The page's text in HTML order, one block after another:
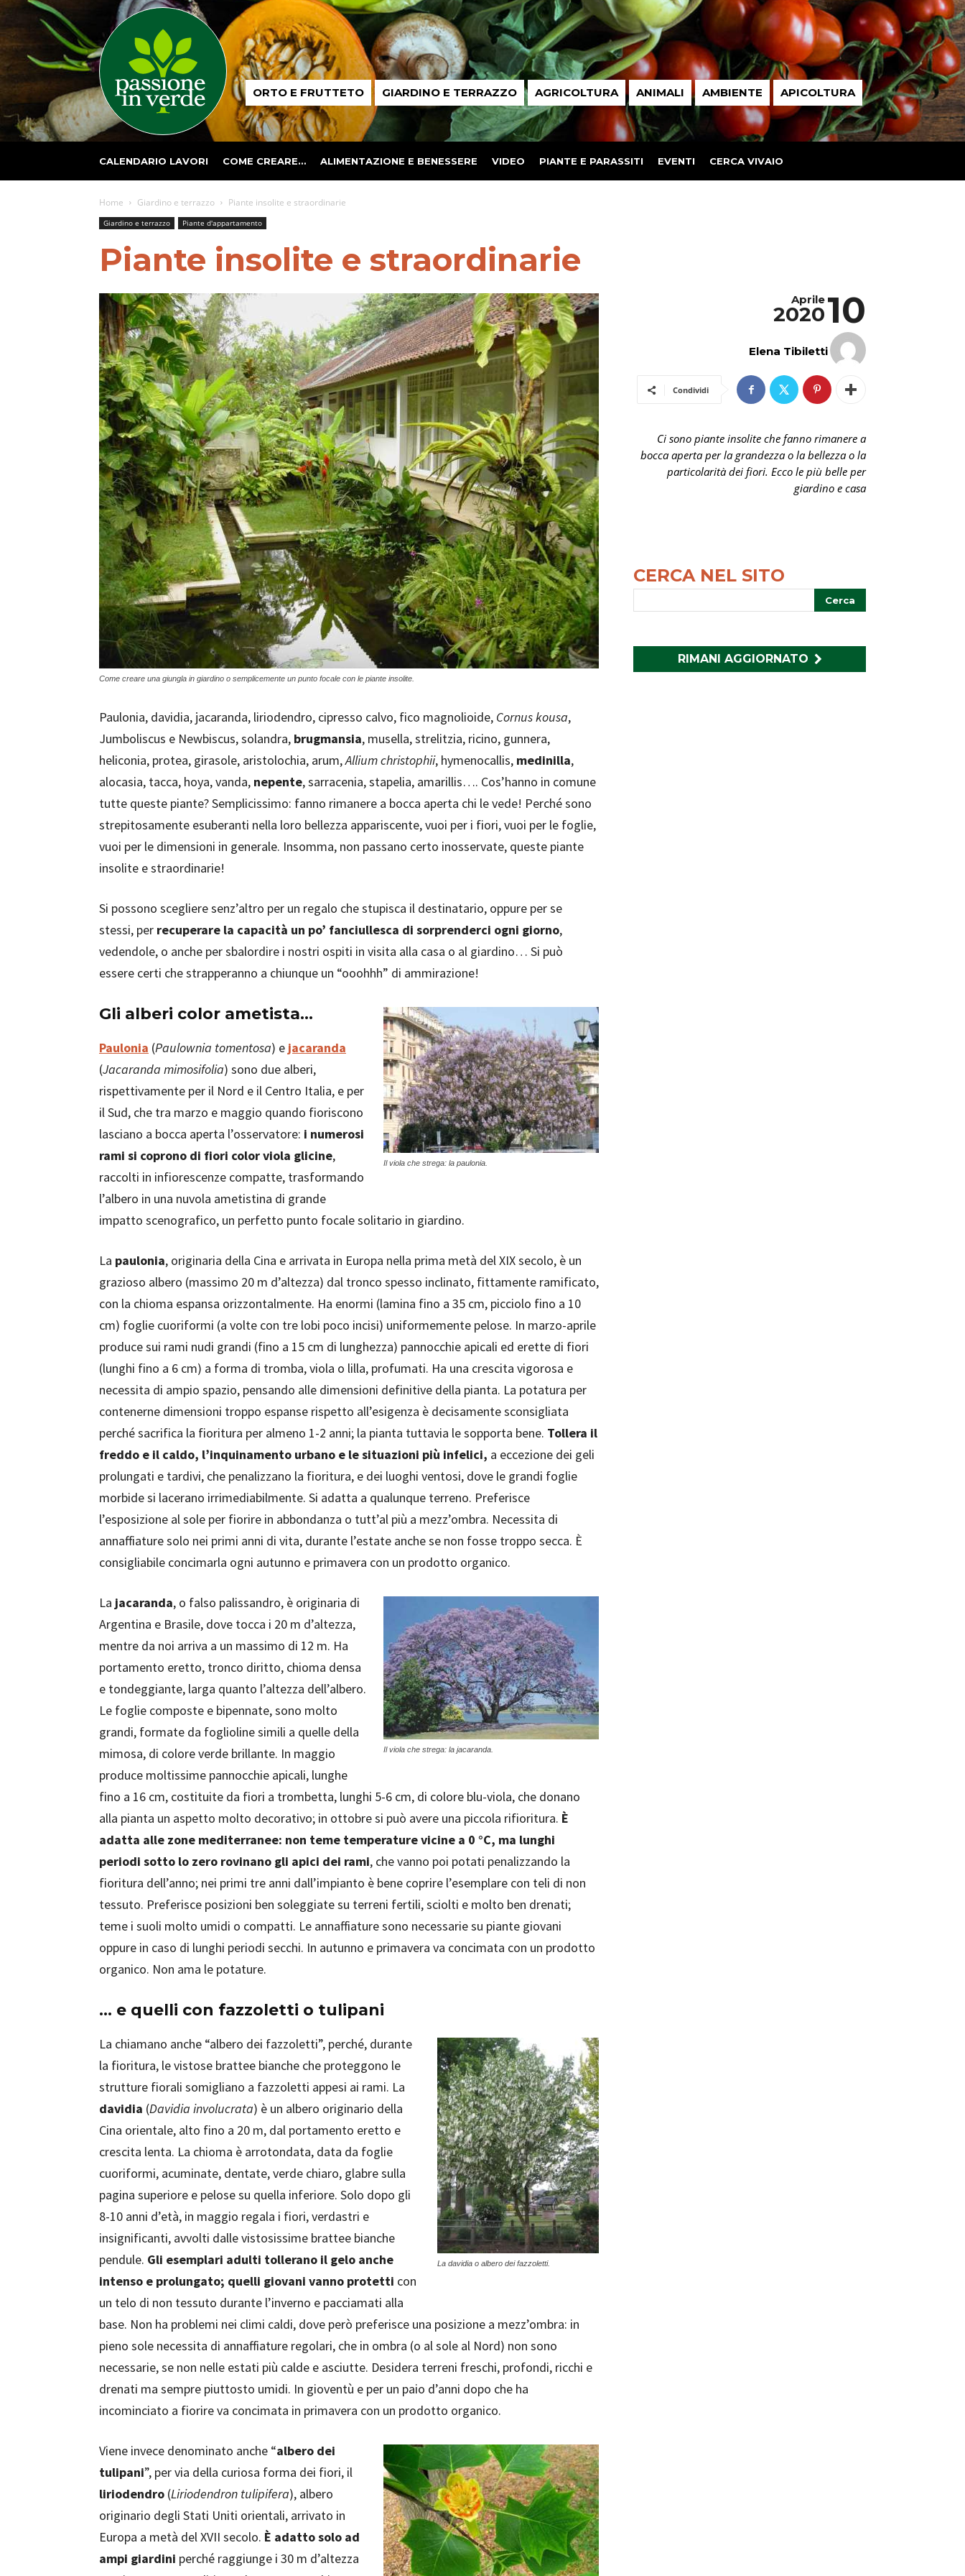
Passione
in ORTO E FRUTTETO GIARDINO E TERRAZZO AGRICOLTURA ANIMALI AMBIENTE APICOLTURA
CALENDARIO LAVORI COME CREARE… ALIMENTAZIONE E BENESSERE VIDEO PIANTE E PARASSITI EVENTI CERCA VIVAIO
Home Giardino e terrazzo Piante insolite e straordinarie
Giardino e terrazzo Piante d'appartamento
Piante insolite e straordinarie
Come creare una giungla in giardino o semplicemente un punto focale con le piante insolite.
Paulonia, davidia, jacaranda, liriodendro, cipresso calvo, fico magnolioide, Cornus kousa,
Jumboliscus e Newbiscus, solandra, brugmansia, musella, strelitzia, ricino, gunnera,
heliconia, protea, girasole, aristolochia, arum,Allium christophii, hymenocallis, medinilla,
alocasia, tacca, hoya, vanda, nepente, sarracenia, stapelia, amarillis…. Cos’hanno in comune
tutte queste piante? Semplicissimo: fanno rimanere a bocca aperta chi le vede! Perché sono
strepitosamente esuberanti nella loro bellezza appariscente, vuoi per i fiori, vuoi per le foglie,
vuoi per le dimensioni in generale. Insomma, non passano certo inosservate, queste piante
insolite e straordinarie!
Si possono scegliere senz’altro per un regalo che stupisca il destinatario, oppure per se
stessi, per recuperare la capacità un po’ fanciullesca di sorprenderci ogni giorno,
vedendole, o anche per sbalordire i nostri ospiti in visita alla casa o al giardino… Si può
essere certi che strapperanno a chiunque un “ooohhh” di ammirazione!
Il viola che strega: la paulonia.
Gli alberi color ametista…
Paulonia (Paulownia tomentosa) e jacaranda
(Jacaranda mimosifolia) sono due alberi,
rispettivamente per il Nord e il Centro Italia, e per
il Sud, che tra marzo e maggio quando fioriscono
lasciano a bocca aperta l’osservatore: i numerosi
rami si coprono di fiori color viola glicine,
raccolti in infiorescenze compatte, trasformando
l’albero in una nuvola ametistina di grande
impatto scenografico, un perfetto punto focale solitario in giardino.
La paulonia, originaria della Cina e arrivata in Europa nella prima metà del XIX secolo, è un
grazioso albero (massimo 20 m d’altezza) dal tronco spesso inclinato, fittamente ramificato,
con la chioma espansa orizzontalmente. Ha enormi (lamina fino a 35 cm, picciolo fino a 10
cm) foglie cuoriformi (a volte con tre lobi poco incisi) uniformemente pelose. In marzo-aprile
produce sui rami nudi grandi (fino a 15 cm di lunghezza) pannocchie apicali ed erette di fiori
(lunghi fino a 6 cm) a forma di tromba, viola o lilla, profumati. Ha una crescita vigorosa e
necessita di ampio spazio, pensando alle dimensioni definitive della pianta. La potatura per
contenerne dimensioni troppo espanse rispetto all’esigenza è decisamente sconsigliata
perché sacrifica la fioritura per almeno 1-2 anni; la pianta tuttavia le sopporta bene. Tollera il
freddo e il caldo, l’inquinamento urbano e le situazioni più infelici, a eccezione dei geli
prolungati e tardivi, che penalizzano la fioritura, e dei luoghi ventosi, dove le grandi foglie
morbide si lacerano irrimediabilmente. Si adatta a qualunque terreno. Preferisce
l’esposizione al sole per fiorire in abbondanza o tutt’al più a mezz’ombra. Necessita di
annaffiature solo nei primi anni di vita, durante l’estate anche se non fosse troppo secca. È
consigliabile concimarla ogni autunno e primavera con un prodotto organico.
Il viola che strega: la jacaranda.
La jacaranda, o falso palissandro, è originaria di
Argentina e Brasile, dove tocca i 20 m d’altezza,
mentre da noi arriva a un massimo di 12 m. Ha
portamento eretto, tronco diritto, chioma densa
e tondeggiante, larga quanto l’altezza dell’albero.
Le foglie composte e bipennate, sono molto
grandi, formate da foglioline simili a quelle della
mimosa, di colore verde brillante. In maggio
produce moltissime pannocchie apicali, lunghe
fino a 16 cm, costituite da fiori a trombetta, lunghi 5-6 cm, di colore blu-viola, che donano
alla pianta un aspetto molto decorativo; in ottobre si può avere una piccola rifioritura. È
adatta alle zone mediterranee: non teme temperature vicine a 0 °C, ma lunghi
periodi sotto lo zero rovinano gli apici dei rami, che vanno poi potati penalizzando la
fioritura dell’anno; nei primi tre anni dall’impianto è bene coprire l’esemplare con teli di non
tessuto. Preferisce posizioni ben soleggiate su terreni fertili, sciolti e molto ben drenati;
teme i suoli molto umidi o compatti. Le annaffiature sono necessarie su piante giovani
oppure in caso di lunghi periodi secchi. In autunno e primavera va concimata con un prodotto
organico. Non ama le potature.
… e quelli con fazzoletti o tulipani
La davidia o albero dei fazzoletti.
La chiamano anche “albero dei fazzoletti”, perché, durante
la fioritura, le vistose brattee bianche che proteggono le
strutture fiorali somigliano a fazzoletti appesi ai rami. La
davidia (Davidia involucrata) è un albero originario della
Cina orientale, alto fino a 20 m, dal portamento eretto e
crescita lenta. La chioma è arrotondata, data da foglie
cuoriformi, acuminate, dentate, verde chiaro, glabre sulla
pagina superiore e pelose su quella inferiore. Solo dopo gli
8-10 anni d’età, in maggio regala i fiori, verdastri e
insignificanti, avvolti dalle vistosissime brattee bianche
pendule. Gli esemplari adulti tollerano il gelo anche
intenso e prolungato; quelli giovani vanno protetti con
un telo di non tessuto durante l’inverno e pacciamati alla
base. Non ha problemi nei climi caldi, dove però preferisce una posizione a mezz’ombra: in
pieno sole necessita di annaffiature regolari, che in ombra (o al sole al Nord) non sono
necessarie, se non nelle estati più calde e asciutte. Desidera terreni freschi, profondi, ricchi e
drenati ma sempre piuttosto umidi. In gioventù e per un paio d’anni dopo che ha
incominciato a fiorire va concimata in primavera con un prodotto organico.
Viene invece denominato anche “albero dei
tulipani”, per via della curiosa forma dei fiori, il
liriodendro (Liriodendron tulipifera), albero
originario degli Stati Uniti orientali, arrivato in
Europa a metà del XVII secolo. È adatto solo ad
ampi giardini perché raggiunge i 30 m d’altezza
10
Aprile
2020
Elena Tibiletti
Condividi
Ci sono piante insolite che fanno rimanere a
bocca aperta per la grandezza o la bellezza o la
particolarità dei fiori. Ecco le più belle per
giardino e casa
CERCA NEL SITO
RIMANI AGGIORNATO